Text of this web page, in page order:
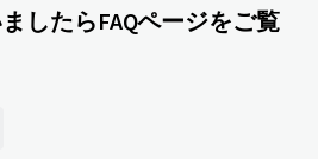
したらFAQページをご覧